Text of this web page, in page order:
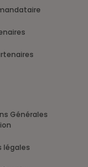
légales